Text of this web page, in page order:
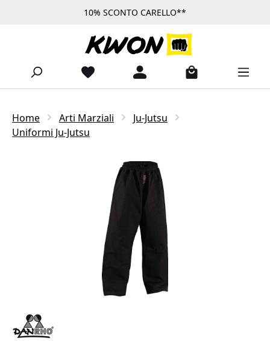
Passa al contenuto principale10% SCONTO CARELLO**
Home Arti Marziali
Ju-Jutsu
Uniformi Ju-Jutsu
Salta la galleria di immagini